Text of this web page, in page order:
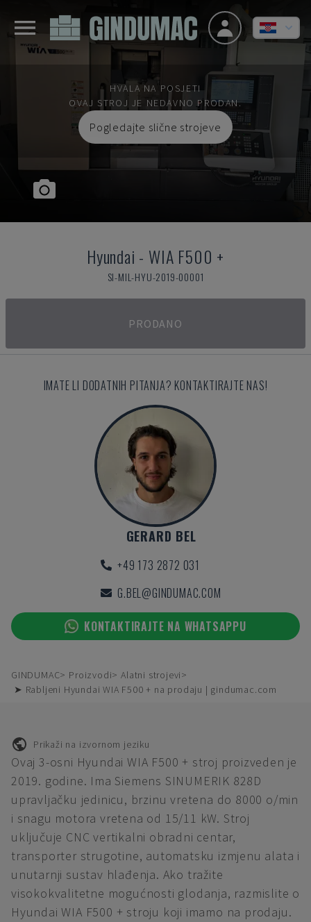
HVALA NA POSJETI
OVAJ STROJ JE NEDAVNO PRODAN.
Pogledajte slične strojeve
Hyundai - WIA F500 +
SI-MIL-HYU-2019-00001
PRODANO
IMATE LI DODATNIH PITANJA? KONTAKTIRAJTE NAS!
GERARD BEL
+49 173 2872 031
G.BEL@GINDUMAC.COM
KONTAKTIRAJTE NA WHATSAPPU
GINDUMAC Proizvodi
Alatni strojevi
➤ Rabljeni Hyundai WIA F500 + na prodaju | gindumac.com
Prikaži na izvornom jeziku
Ovaj 3-osni Hyundai WIA F500 + stroj proizveden je
2019. godine. Ima Siemens SINUMERIK 828D
upravljačku jedinicu, brzinu vretena do 8000 o/min
i snagu motora vretena od 15/11 kW. Stroj
uključuje CNC vertikalni obradni centar,
transporter strugotine, automatsku izmjenu alata i
unutarnji sustav hlađenja. Ako tražite
visokokvalitetne mogućnosti glodanja, razmislite o
Hyundai WIA F500 + stroju koji imamo na prodaju.